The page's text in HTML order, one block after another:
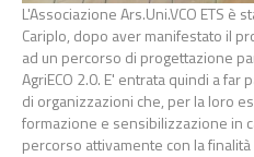
L'Associazione Ars.Uni.VCO ETS è
Cariplo, dopo aver manifestato il
ad un percorso di progettazione
AgriECO 2.0. E' entrata quindi a far
di organizzazioni che, per la loro
formazione e sensibilizzazione in
percorso attivamente con la finalità